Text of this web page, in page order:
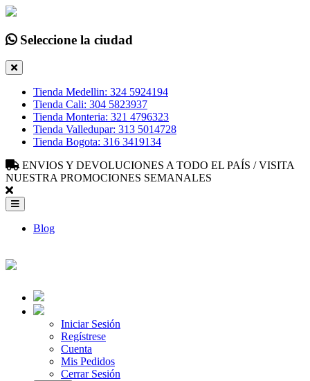
Seleccione la ciudad
Tienda Medellin: 324 5924194
Tienda Cali: 304 5823937
Tienda Monteria: 321 4796323
Tienda Valledupar: 313 5014728
Tienda Bogota: 316 3419134
ENVIOS Y DEVOLUCIONES A TODO EL PAÍS / VISITA
NUESTRA PROMOCIONES SEMANALES
Blog
Iniciar Sesión
Regístrese
Cuenta
Mis Pedidos
Cerrar Sesión